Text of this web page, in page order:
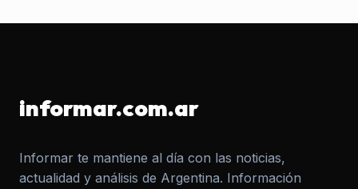
informar.com.ar
Informar te mantiene al día con las noticias,
actualidad y análisis de Argentina. Información